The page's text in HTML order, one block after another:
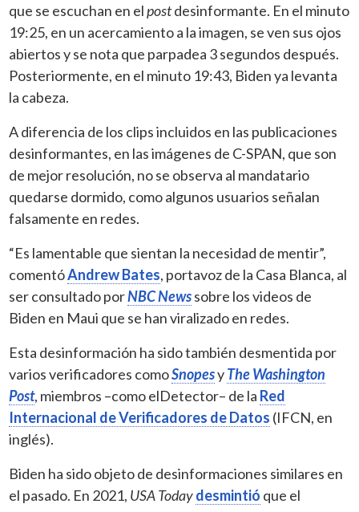
que se escuchan en elpostdesinformante. En el minuto
19:25, en un acercamiento a la imagen, se ven sus ojos
abiertos y se nota que parpadea 3 segundos después.
Posteriormente, en el minuto 19:43, Biden ya levanta
la cabeza.
A diferencia de los clips incluidos en las publicaciones
desinformantes, en las imágenes de C-SPAN, que son
de mejor resolución, no se observa al mandatario
quedarse dormido, como algunos usuarios señalan
falsamente en redes.
“Es lamentable que sientan la necesidad de mentir”,
comentóAndrew Bates, portavoz de la Casa Blanca, al
ser consultado porNBC Newssobre los videos de
Biden en Maui que se han viralizado en redes.
Esta desinformación ha sido también desmentida por
varios verificadores comoSnopesyThe Washington
Post, miembros –como elDetector– de la Red
Internacional de Verificadores de Datos (IFCN, en
inglés).
Biden ha sido objeto de desinformaciones similares en
el pasado. En 2021, USA Todaydesmintió que el